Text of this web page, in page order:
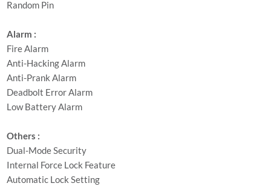
Random Pin
Alarm :
Fire Alarm
Anti-Hacking Alarm
Anti-Prank Alarm
Deadbolt Error Alarm
Low Battery Alarm
Others :
Dual-Mode Security
Internal Force Lock Feature
Automatic Lock Setting